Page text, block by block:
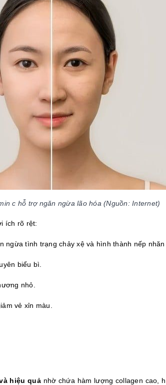
c hỗ trợ ngăn ngừa lão hóa (Nguồn: Internet)
ích rõ rệt:
tình trạng chảy xệ và hình thành nếp
biểu bì.
nhỏ.
vẻ xỉn màu.
hiệu quả nhờ chứa hàm lượng collagen cao,